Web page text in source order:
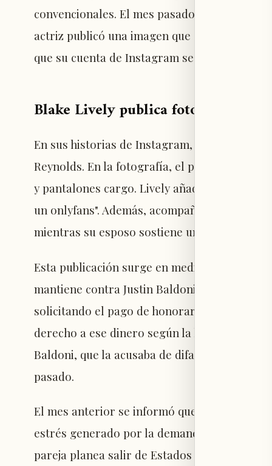
convencionales. El mes pasado, mostró
actriz publicó una imagen que causó risas
que su cuenta de Instagram se ha
Blake Lively publica foto de Ryan
En sus historias de Instagram, Blake Lively
Reynolds. En la fotografía, el protagonista
y pantalones cargo. Lively añadió en el
un onlyfans". Además, acompañó la
mientras su esposo sostiene un bolso de
Esta publicación surge en medio de la
mantiene contra Justin Baldoni,
solicitando el pago de honorarios legales y
derecho a ese dinero según la legislación de
Baldoni, que la acusaba de difamación y
pasado.
El mes anterior se informó que Lively y
estrés generado por la demanda. Fuentes
pareja planea salir de Estados Unidos para